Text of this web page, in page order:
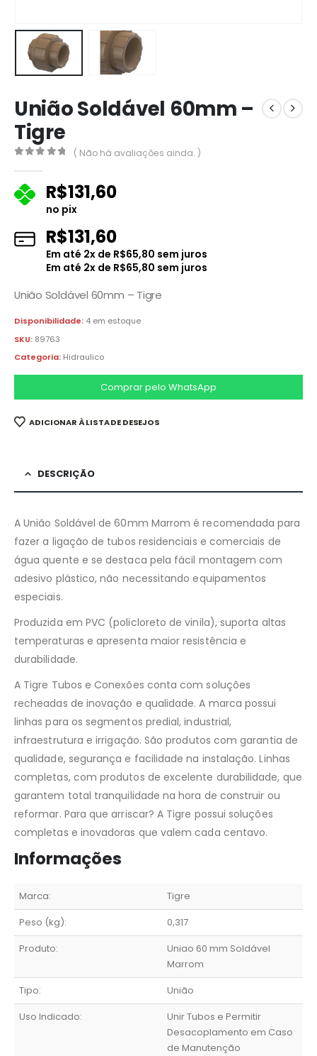
União Soldável 60mm –
Tigre
( Não há avaliações ainda. )
R$131,60
no pix
R$131,60
Em até 2x de R$65,80 sem juros
Em até 2x de R$65,80 sem juros
União Soldável 60mm – Tigre
Disponibilidade: 4 em estoque
SKU: 89763
Categoria: Hidraulico
Comprar pelo WhatsApp
ADICIONAR À LISTA DE DESEJOS
DESCRIÇÃO
A União Soldável de 60mm Marrom é recomendada para
fazer a ligação de tubos residenciais e comerciais de
água quente e se destaca pela fácil montagem com
adesivo plástico, não necessitando equipamentos
especiais.
Produzida em PVC (policloreto de vinila), suporta altas
temperaturas e apresenta maior resistência e
durabilidade.
A Tigre Tubos e Conexões conta com soluções
recheadas de inovação e qualidade. A marca possui
linhas para os segmentos predial, industrial,
infraestrutura e irrigação. São produtos com garantia de
qualidade, segurança e facilidade na instalação. Linhas
completas, com produtos de excelente durabilidade, que
garantem total tranquilidade na hora de construir ou
reformar. Para que arriscar? A Tigre possui soluções
completas e inovadoras que valem cada centavo.
Informações
Marca:
Tigre
Peso (kg):
0,317
Produto:
Uniao 60 mm Soldável
Marrom
Tipo:
União
Uso Indicado:
Unir Tubos e Permitir
Desacoplamento em Caso
de Manutenção